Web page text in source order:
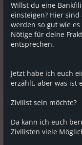
Willst du eine
einsteigen? Hier
werden so gut wie
Nötige für deine
entsprechen.
Jetzt habe ich euch
erzählt, aber was ist
Zivilist sein möchte?
Da kann ich euch
Zivilisten viele